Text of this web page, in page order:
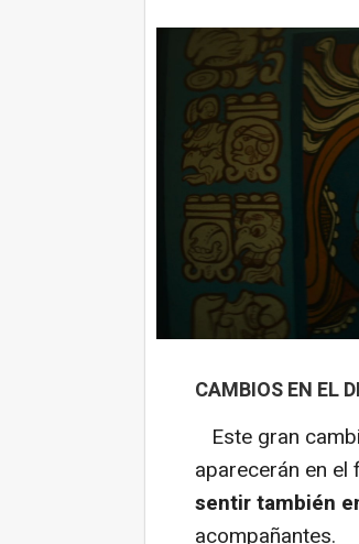
CAMBIOS EN EL
Este gran
aparecerán en el
sentir también
acompañantes.